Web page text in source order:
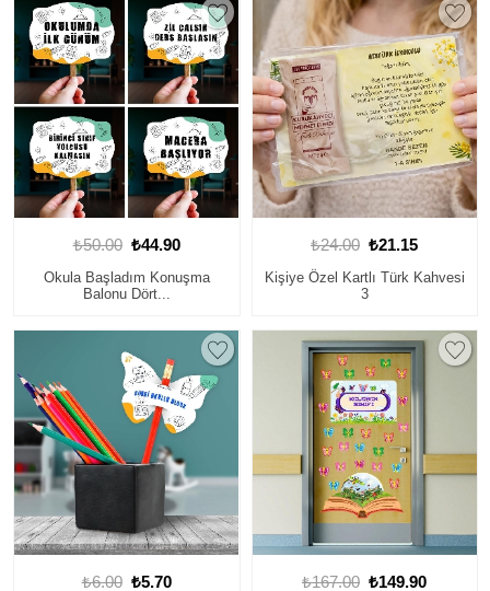
₺50.00 ₺44.90
Okula Başladım Konuşma
Balonu Dört...
₺24.00 ₺21.15
Kişiye Özel Kartlı Türk Kahvesi
3
₺6.00 ₺5.70 ₺167.00 ₺149.90